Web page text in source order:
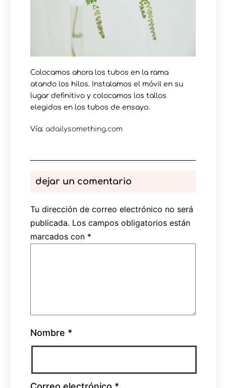
Colocamos ahora los tubos en la rama
atando los hilos. Instalamos el móvil en su
lugar definitivo y colocamos los tallos
elegidos en los tubos de ensayo.
Vía: adailysomething.com
dejar un comentario
Tu dirección de correo electrónico no será
publicada. Los campos obligatorios están
marcados con *
Nombre *